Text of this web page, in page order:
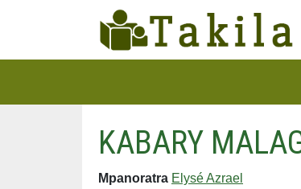
KABARY
Mpanoratra Elysé Azrael